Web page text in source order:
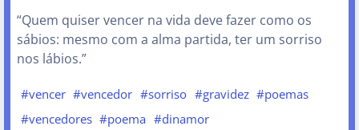
“Quem quiser vencer na vida deve fazer como os
sábios: mesmo com a alma partida, ter um sorriso
nos lábios.”
#vencer #vencedor #sorriso #gravidez #poemas
#vencedores #poema #dinamor